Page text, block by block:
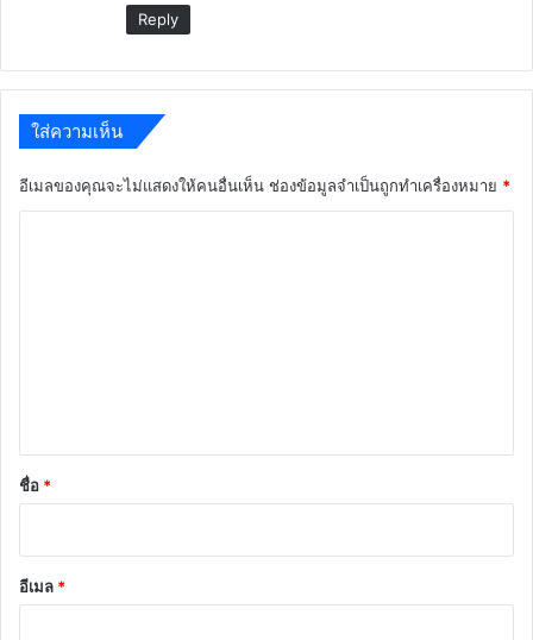
Reply
ใส่ความเห็น
อีเมลของคุณจะไม่แสดงให้คนอื่นเห็น ช่องข้อมูลจำเป็นถูกทำเครื่องหมาย *
*
ชื่อ *
อีเมล *